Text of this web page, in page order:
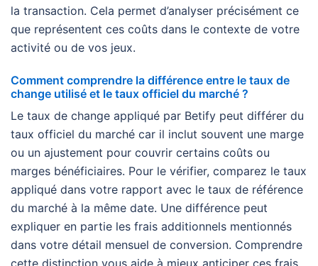
la transaction. Cela permet d’analyser précisément ce
que représentent ces coûts dans le contexte de votre
activité ou de vos jeux.
Comment comprendre la différence entre le taux de
change utilisé et le taux officiel du marché ?
Le taux de change appliqué par Betify peut différer du
taux officiel du marché car il inclut souvent une marge
ou un ajustement pour couvrir certains coûts ou
marges bénéficiaires. Pour le vérifier, comparez le taux
appliqué dans votre rapport avec le taux de référence
du marché à la même date. Une différence peut
expliquer en partie les frais additionnels mentionnés
dans votre détail mensuel de conversion. Comprendre
cette distinction vous aide à mieux anticiper ces frais